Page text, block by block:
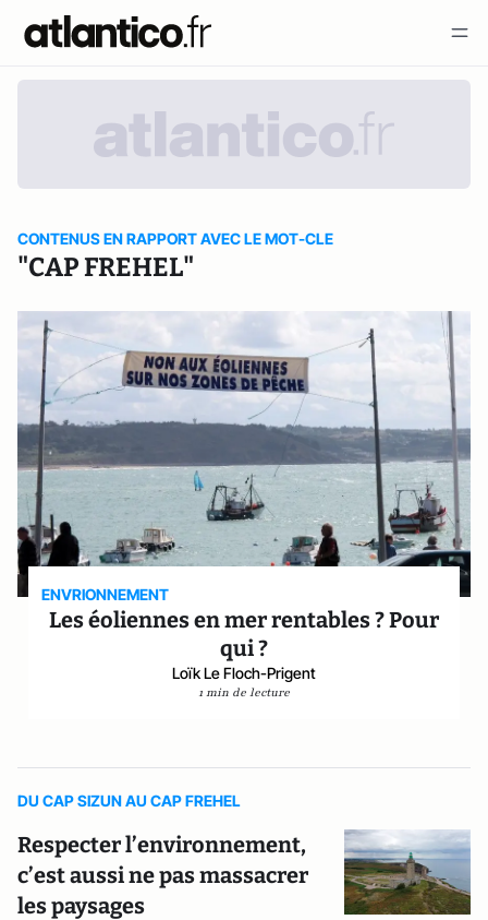
CONTENUS EN RAPPORT AVEC LE MOT-CLE
"CAP FREHEL"
ENVRIONNEMENT
Les éoliennes en mer rentables ? Pour
qui ?
Loïk Le Floch-Prigent
1 min de lecture
DU CAP SIZUN AU CAP FREHEL
Respecter l’environnement,
c’est aussi ne pas massacrer
les paysages